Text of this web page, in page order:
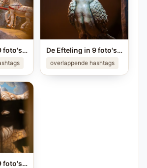
De Efteling in 9 foto's ❤️ Ken jij alle plekken van de foto's? #efteling #themeparks #brabant #pretpark #photo De Efteling in 9 foto's ❤️ Ken jij alle plekken van de foto's? #efteling #themeparks #brabant #pretpark #photo
overlappende hashtags
De Efteling in 9 foto's ❤️ Ken jij alle plekken van de foto's? #efteling #themeparks #brabant #pretpark #photo